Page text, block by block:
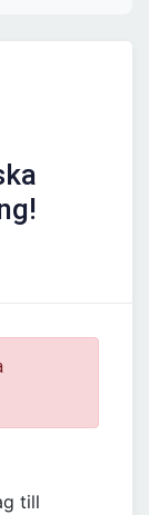
till